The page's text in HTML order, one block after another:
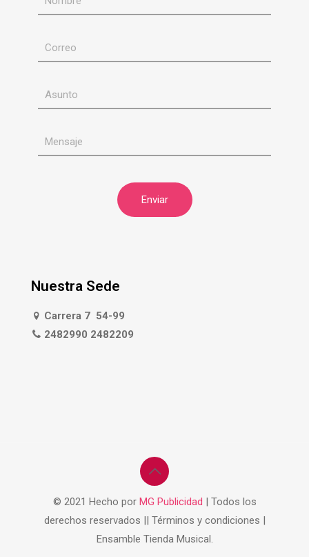
Nuestra Sede
Carrera 7 54-99
2482990 2482209
© 2021 Hecho por MG Publicidad | Todos los
derechos reservados || Términos y condiciones |
Ensamble Tienda Musical.